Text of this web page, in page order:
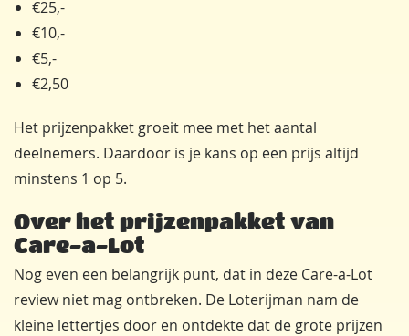
€25,-
€10,-
€5,-
€2,50
Het prijzenpakket groeit mee met het aantal
deelnemers. Daardoor is je kans op een prijs altijd
minstens 1 op 5.
Over het prijzenpakket van
Care-a-Lot
Nog even een belangrijk punt, dat in deze Care-a-Lot
review niet mag ontbreken. De Loterijman nam de
kleine lettertjes door en ontdekte dat de grote prijzen